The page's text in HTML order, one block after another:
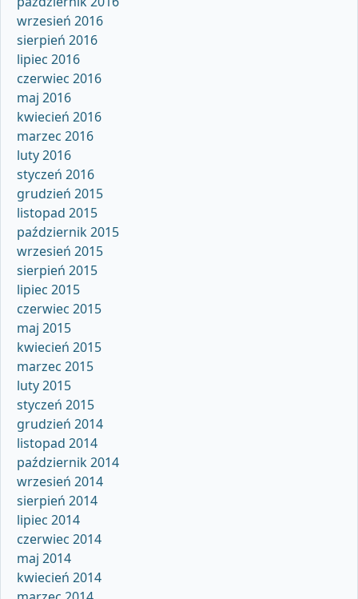
wrzesień 2016
sierpień 2016
lipiec 2016
czerwiec 2016
maj 2016
kwiecień 2016
marzec 2016
luty 2016
styczeń 2016
grudzień 2015
listopad 2015
październik 2015
wrzesień 2015
sierpień 2015
lipiec 2015
czerwiec 2015
maj 2015
kwiecień 2015
marzec 2015
luty 2015
styczeń 2015
grudzień 2014
listopad 2014
październik 2014
wrzesień 2014
sierpień 2014
lipiec 2014
czerwiec 2014
maj 2014
kwiecień 2014